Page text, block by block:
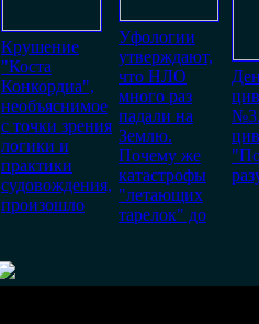
Крушение
"Коста
Конкордиа",
необъяснимое
с точки зрения
логики и
практики
судовождения,
произошло
Уфологии
утверждают,
что НЛО
много раз
падали на
Землю.
Почему же
катастрофы
"летающих
тарелок" до